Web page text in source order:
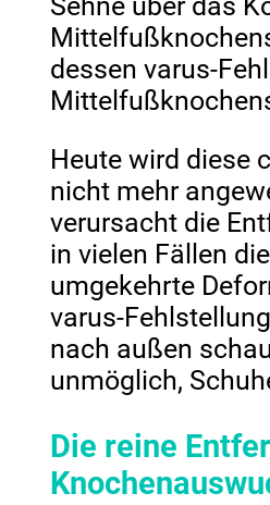
dessen varus-
Heute wird diese
nicht mehr
verursacht die
in vielen Fällen
umgekehrte
varus-
nach außen
unmöglich,
Die reine